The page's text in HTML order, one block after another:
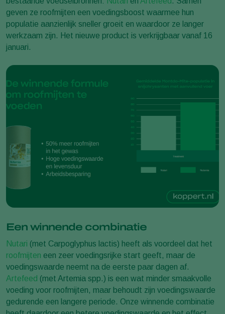
geven ze roofmijten een voedingsboost waarmee hun
populatie aanzienlijk sneller groeit en waardoor ze langer
werkzaam zijn. Het nieuwe product is verkrijgbaar vanaf 16
januari.
Een winnende combinatie
Nutari (met Carpoglyphus lactis) heeft als voordeel dat het
roofmijten een zeer voedingsrijke start geeft, maar de
voedingswaarde neemt na de eerste paar dagen af.
Artefeed (met Artemia spp.) is een wat minder smaakvolle
voeding voor roofmijten, maar behoudt zijn voedingswaarde
gedurende een langere periode. Onze winnende combinatie